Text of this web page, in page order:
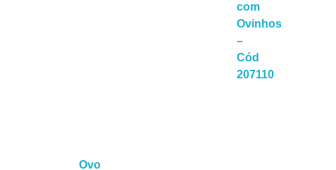
com
Ovinhos
–
Cód
207110
Ovo